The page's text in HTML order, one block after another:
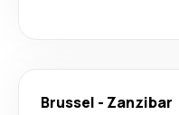
Brussel - Zanzibar